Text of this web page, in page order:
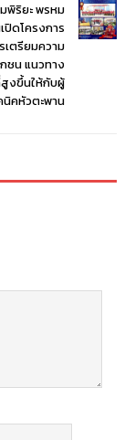
พิริยะ พรหม
ปิดโครงการ
เตรียมความ
ชน แนวทาง
สูงขึ้นให้กับผู้
นิคหัวตะพาน